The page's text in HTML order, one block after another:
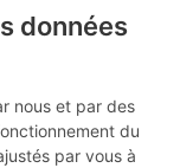
juillet :
données
nous et par des
du
par vous à